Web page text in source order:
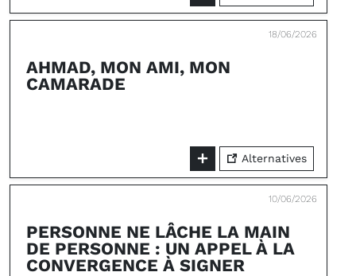
18/06/2026
AHMAD, MON AMI, MON
CAMARADE
Alternatives
10/06/2026
PERSONNE NE LÂCHE LA MAIN
DE PERSONNE : UN APPEL À LA
CONVERGENCE À SIGNER